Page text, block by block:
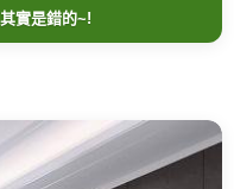
實是錯的~!